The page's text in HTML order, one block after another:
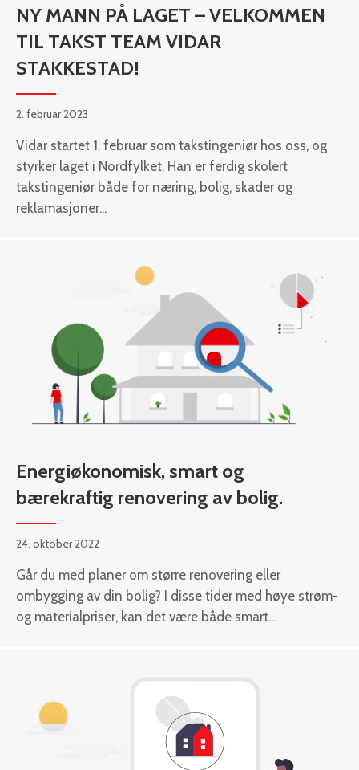
NY MANN PÅ LAGET – VELKOMMEN
TIL TAKST TEAM VIDAR
STAKKESTAD!
2. februar 2023
Vidar startet 1. februar som takstingeniør hos oss, og
styrker laget i Nordfylket. Han er ferdig skolert
takstingeniør både for næring, bolig, skader og
reklamasjoner...
Energiøkonomisk, smart og
bærekraftig renovering av bolig.
24. oktober 2022
Går du med planer om større renovering eller
ombygging av din bolig? I disse tider med høye strøm-
og materialpriser, kan det være både smart...